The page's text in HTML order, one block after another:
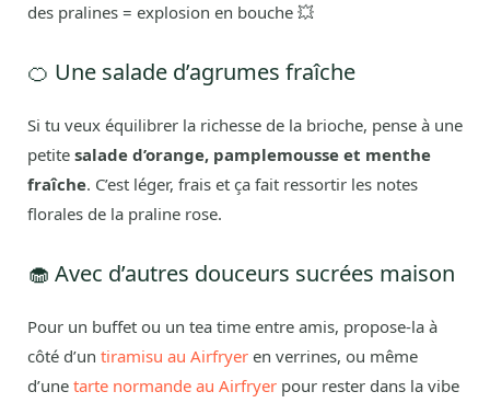
des pralines = explosion en bouche 💥
🍊 Une salade d’agrumes fraîche
Si tu veux équilibrer la richesse de la brioche, pense à une
petite salade d’orange, pamplemousse et menthe
fraîche. C’est léger, frais et ça fait ressortir les notes
florales de la praline rose.
🧁 Avec d’autres douceurs sucrées maison
Pour un buffet ou un tea time entre amis, propose-la à
côté d’un tiramisu au Airfryer en verrines, ou même
d’une tarte normande au Airfryer pour rester dans la vibe